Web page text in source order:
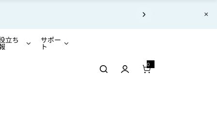
×
立ち
サポー
ト
0
0 アイテム